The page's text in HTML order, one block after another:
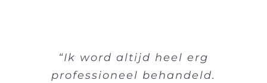
“Ik word altijd heel erg
professioneel behandeld.